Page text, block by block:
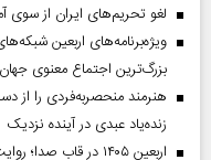
لغو تحریم‌های ایران از سوی
ویژه‌برنامه‌های اربعین
بزرگ‌ترین اجتماع معنوی جهان
زنده‌یاد عبدی در آینده نزدیک
اربعین ۱۴۰۵ در قاب